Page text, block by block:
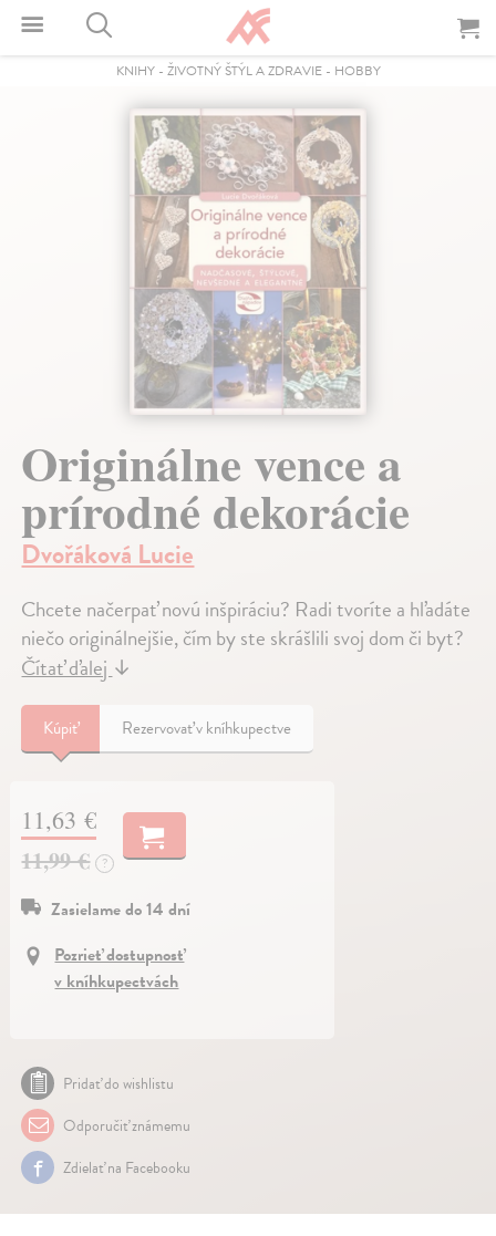
KNIHY- ŽIVOTNÝ ŠTÝL A ZDRAVIE- HOBBY
Originálne vence a
prírodné dekorácie
Dvořáková Lucie
Chcete načerpať novú inšpiráciu? Radi tvoríte a hľadáte
niečo originálnejšie, čím by ste skrášlili svoj dom či byt?
Čítať ďalej ↓
Kúpiť Rezervovať v kníhkupectve
11,63 €
11,99 € ?
Zasielame do 14 dní
Pozrieť dostupnosť
v kníhkupectvách
Pridať do wishlistu
Odporučiť známemu
Zdielať na Facebooku